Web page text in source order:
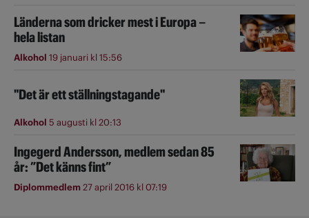
Länderna som dricker mest i Europa –
hela listan
Alkohol 19 januari kl 15:56
"Det är ett ställningstagande"
Alkohol 5 augusti kl 20:13
Ingegerd Andersson, medlem sedan 85
år: ”Det känns fint”
Diplommedlem27 april 2016 kl 07:19